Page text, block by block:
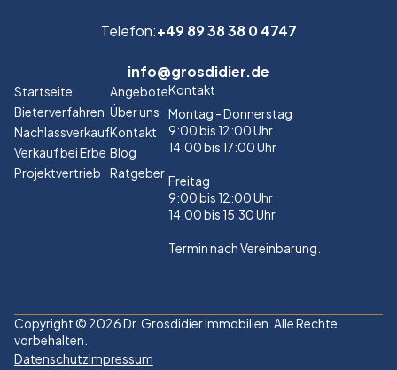
Telefon:+49 89 38 38 0 4747
info@grosdidier.de
Startseite
Bieterverfahren
Nachlassverkauf
Verkauf bei Erbe
Projektvertrieb
Angebote
Über uns
Kontakt
Blog
Ratgeber
Kontakt
Montag - Donnerstag
9:00 bis 12:00 Uhr
14:00 bis 17:00 Uhr
Freitag
9:00 bis 12:00 Uhr
14:00 bis 15:30 Uhr
Termin nach Vereinbarung.
Copyright © 2026 Dr. Grosdidier Immobilien. Alle Rechte
vorbehalten.
DatenschutzImpressum